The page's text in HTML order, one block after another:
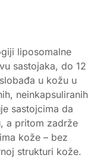
liposomalne
sastojaka, do 12
u kožu u
neinkapsuliranih
sastojcima da
a pritom zadrže
kože – bez
strukturi kože.